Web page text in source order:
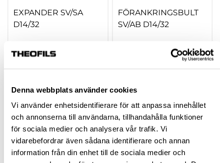
Denna webbplats använder cookies
Vi använder enhetsidentifierare för att anpassa innehållet
och annonserna till användarna, tillhandahålla funktioner
för sociala medier och analysera vår trafik. Vi
vidarebefordrar även sådana identifierare och annan
information från din enhet till de sociala medier och
EXPANDER SV/SA
D14/32
749920
Köp
FÖRANKRINGSBULT
SV/AB D14/32
Köp